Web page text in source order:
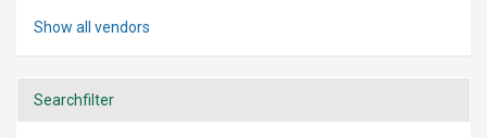
Show all vendors
Searchfilter